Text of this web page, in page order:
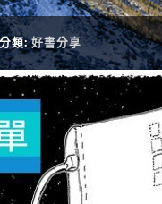
類:好書分享